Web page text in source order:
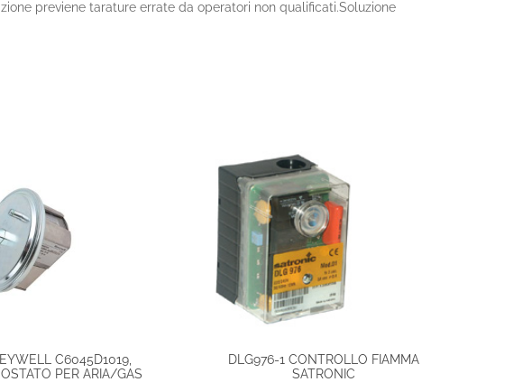
previene tarature errate da operatori non qualificati.Soluzione
C6045D1019,
PER ARIA/GAS
DLG976-1 CONTROLLO FIAMMA
SATRONIC